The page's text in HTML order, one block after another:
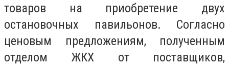
товаров на приобретение двух
остановочных павильонов. Согласно
ценовым предложениям, полученным
отделом ЖКХ от поставщиков,